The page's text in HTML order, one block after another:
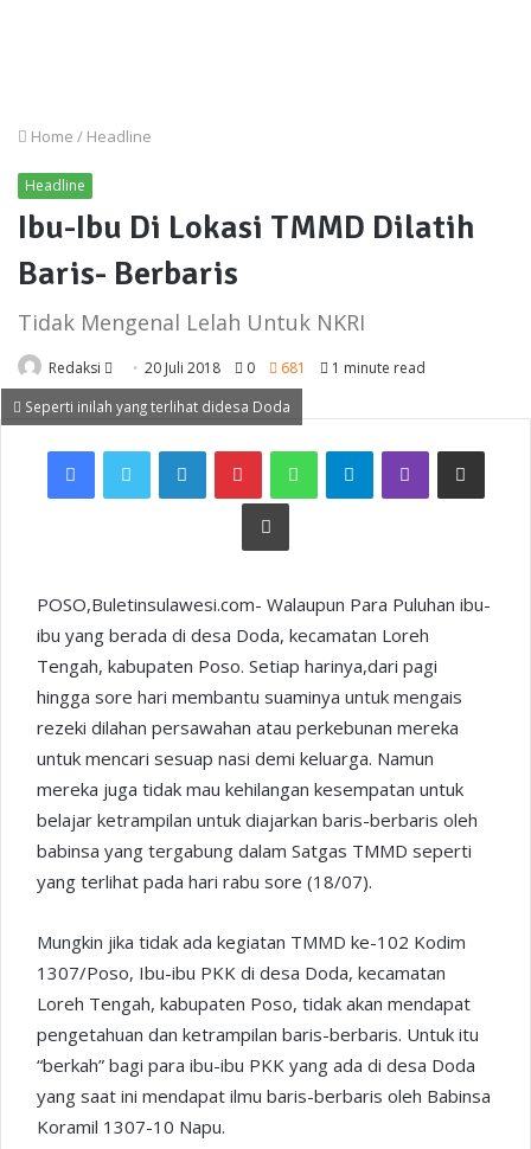
Home / Headline
Headline
Ibu-Ibu Di Lokasi TMMD Dilatih
Baris- Berbaris
Tidak Mengenal Lelah Untuk NKRI
Redaksi
Send
an
email
20 Juli 2018 0 681 1 minute read
Seperti inilah yang terlihat didesa Doda
FacebookTwitter LinkedInPinterestWhatsAppTelegramViber Share via Email
Print
POSO,Buletinsulawesi.com- Walaupun Para Puluhan ibu-
ibu yang berada di desa Doda, kecamatan Loreh
Tengah, kabupaten Poso. Setiap harinya,dari pagi
hingga sore hari membantu suaminya untuk mengais
rezeki dilahan persawahan atau perkebunan mereka
untuk mencari sesuap nasi demi keluarga. Namun
mereka juga tidak mau kehilangan kesempatan untuk
belajar ketrampilan untuk diajarkan baris-berbaris oleh
babinsa yang tergabung dalam Satgas TMMD seperti
yang terlihat pada hari rabu sore (18/07).
Mungkin jika tidak ada kegiatan TMMD ke-102 Kodim
1307/Poso, Ibu-ibu PKK di desa Doda, kecamatan
Loreh Tengah, kabupaten Poso, tidak akan mendapat
pengetahuan dan ketrampilan baris-berbaris. Untuk itu
“berkah” bagi para ibu-ibu PKK yang ada di desa Doda
yang saat ini mendapat ilmu baris-berbaris oleh Babinsa
Koramil 1307-10 Napu.